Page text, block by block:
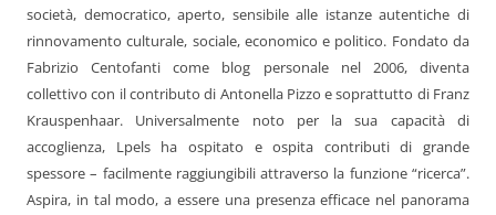
società, democratico, aperto, sensibile alle istanze autentiche di
rinnovamento culturale, sociale, economico e politico. Fondato da
Fabrizio Centofanti come blog personale nel 2006, diventa
collettivo con il contributo di Antonella Pizzo e soprattutto di Franz
Krauspenhaar. Universalmente noto per la sua capacità di
accoglienza, Lpels ha ospitato e ospita contributi di grande
spessore – facilmente raggiungibili attraverso la funzione “ricerca”.
Aspira, in tal modo, a essere una presenza efficace nel panorama